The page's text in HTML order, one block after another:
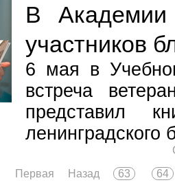
В Академии
участников
6 мая в
встреча
представил
ленинградского
Первая
Назад 63 64